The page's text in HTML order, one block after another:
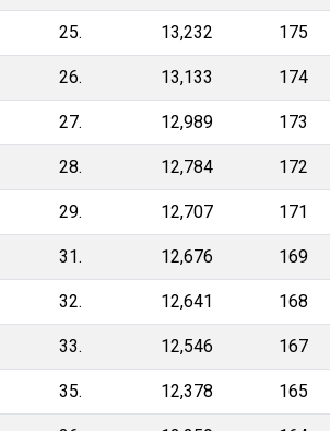
25. 13,232 175
26. 13,133 174
27. 12,989 173
28. 12,784 172
29. 12,707 171
31. 12,676 169
32. 12,641 168
33. 12,546 167
35. 12,378 165